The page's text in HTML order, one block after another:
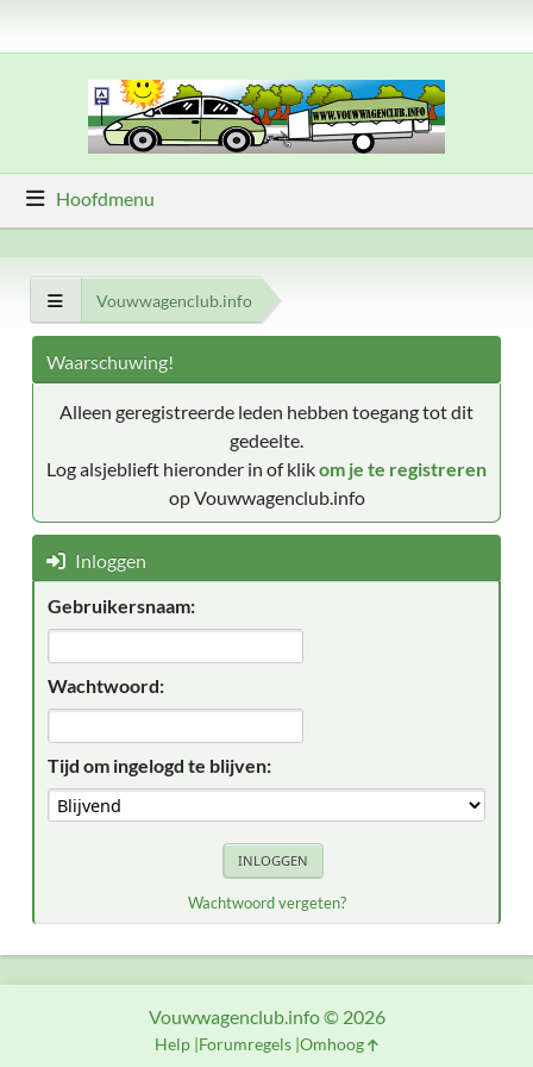
Hoofdmenu
Vouwwagenclub.info
Waarschuwing!
Alleen geregistreerde leden hebben toegang tot dit
gedeelte.
Log alsjeblieft hieronder in of klikom je te registreren
op Vouwwagenclub.info
Inloggen
Gebruikersnaam:
Wachtwoord:
Tijd om ingelogd te blijven:
Wachtwoord vergeten?
Vouwwagenclub.info © 2026
Help Forumregels Omhoog